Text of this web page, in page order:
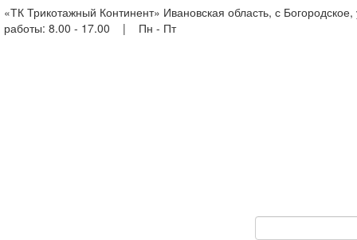
«ТК Трикотажный Континент» Ивановская область, с
работы: 8.00 - 17.00 | Пн - Пт